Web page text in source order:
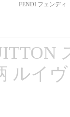
FENDI フェンディ
ルイ